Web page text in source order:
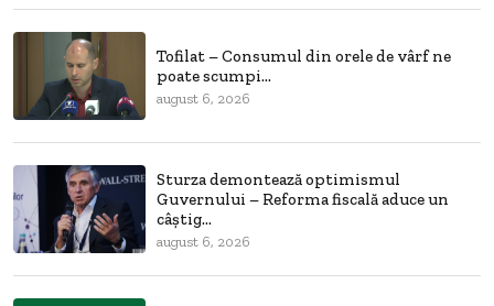
Tofilat – Consumul din orele de vârf ne
poate scumpi...
august 6, 2026
Sturza demontează optimismul
Guvernului – Reforma fiscală aduce un
câștig...
august 6, 2026